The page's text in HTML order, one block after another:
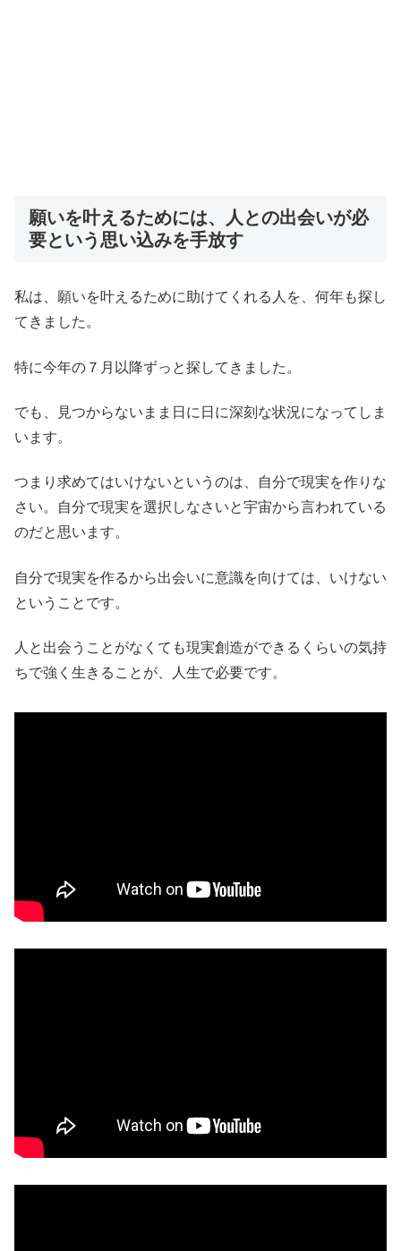
願いを叶えるためには、人との出会いが必
要という思い込みを手放す
私は、願いを叶えるために助けてくれる人を、何年も探し
てきました。
特に今年の７月以降ずっと探してきました。
でも、見つからないまま日に日に深刻な状況になってしま
います。
つまり求めてはいけないというのは、自分で現実を作りな
さい。自分で現実を選択しなさいと宇宙から言われている
のだと思います。
自分で現実を作るから出会いに意識を向けては、いけない
ということです。
人と出会うことがなくても現実創造ができるくらいの気持
ちで強く生きることが、人生で必要です。